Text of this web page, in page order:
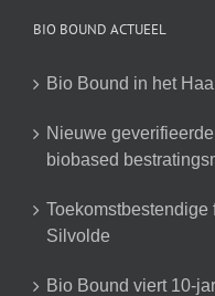
BIO BOUND ACTUEEL
Bio Bound in het
Nieuwe
biobased
Silvolde
Bio Bound viert 10-